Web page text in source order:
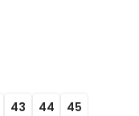
43 44 45